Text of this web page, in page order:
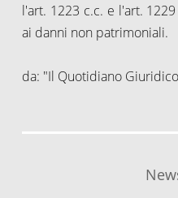
l'art. 1223 c.c. e l'art.
ai danni non patrimoniali.
da: "Il Quotidiano